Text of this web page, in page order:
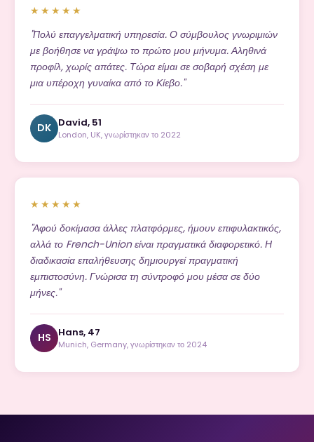
★★★★★
"Πολύ επαγγελματική υπηρεσία. Ο σύμβουλος γνωριμιών
με βοήθησε να γράψω το πρώτο μου μήνυμα. Αληθινά
προφίλ, χωρίς απάτες. Τώρα είμαι σε σοβαρή σχέση με
μια υπέροχη γυναίκα από το Κίεβο."
DK David, 51
London, UK, γνωρίστηκαν το 2022
★★★★★
"Αφού δοκίμασα άλλες πλατφόρμες, ήμουν επιφυλακτικός,
αλλά το French-Union είναι πραγματικά διαφορετικό. Η
διαδικασία επαλήθευσης δημιουργεί πραγματική
εμπιστοσύνη. Γνώρισα τη σύντροφό μου μέσα σε δύο
μήνες."
HS Hans, 47
Munich, Germany, γνωρίστηκαν το 2024